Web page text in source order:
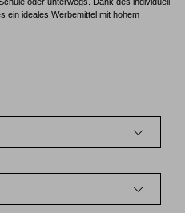
ein ideales Werbemittel mit hohem